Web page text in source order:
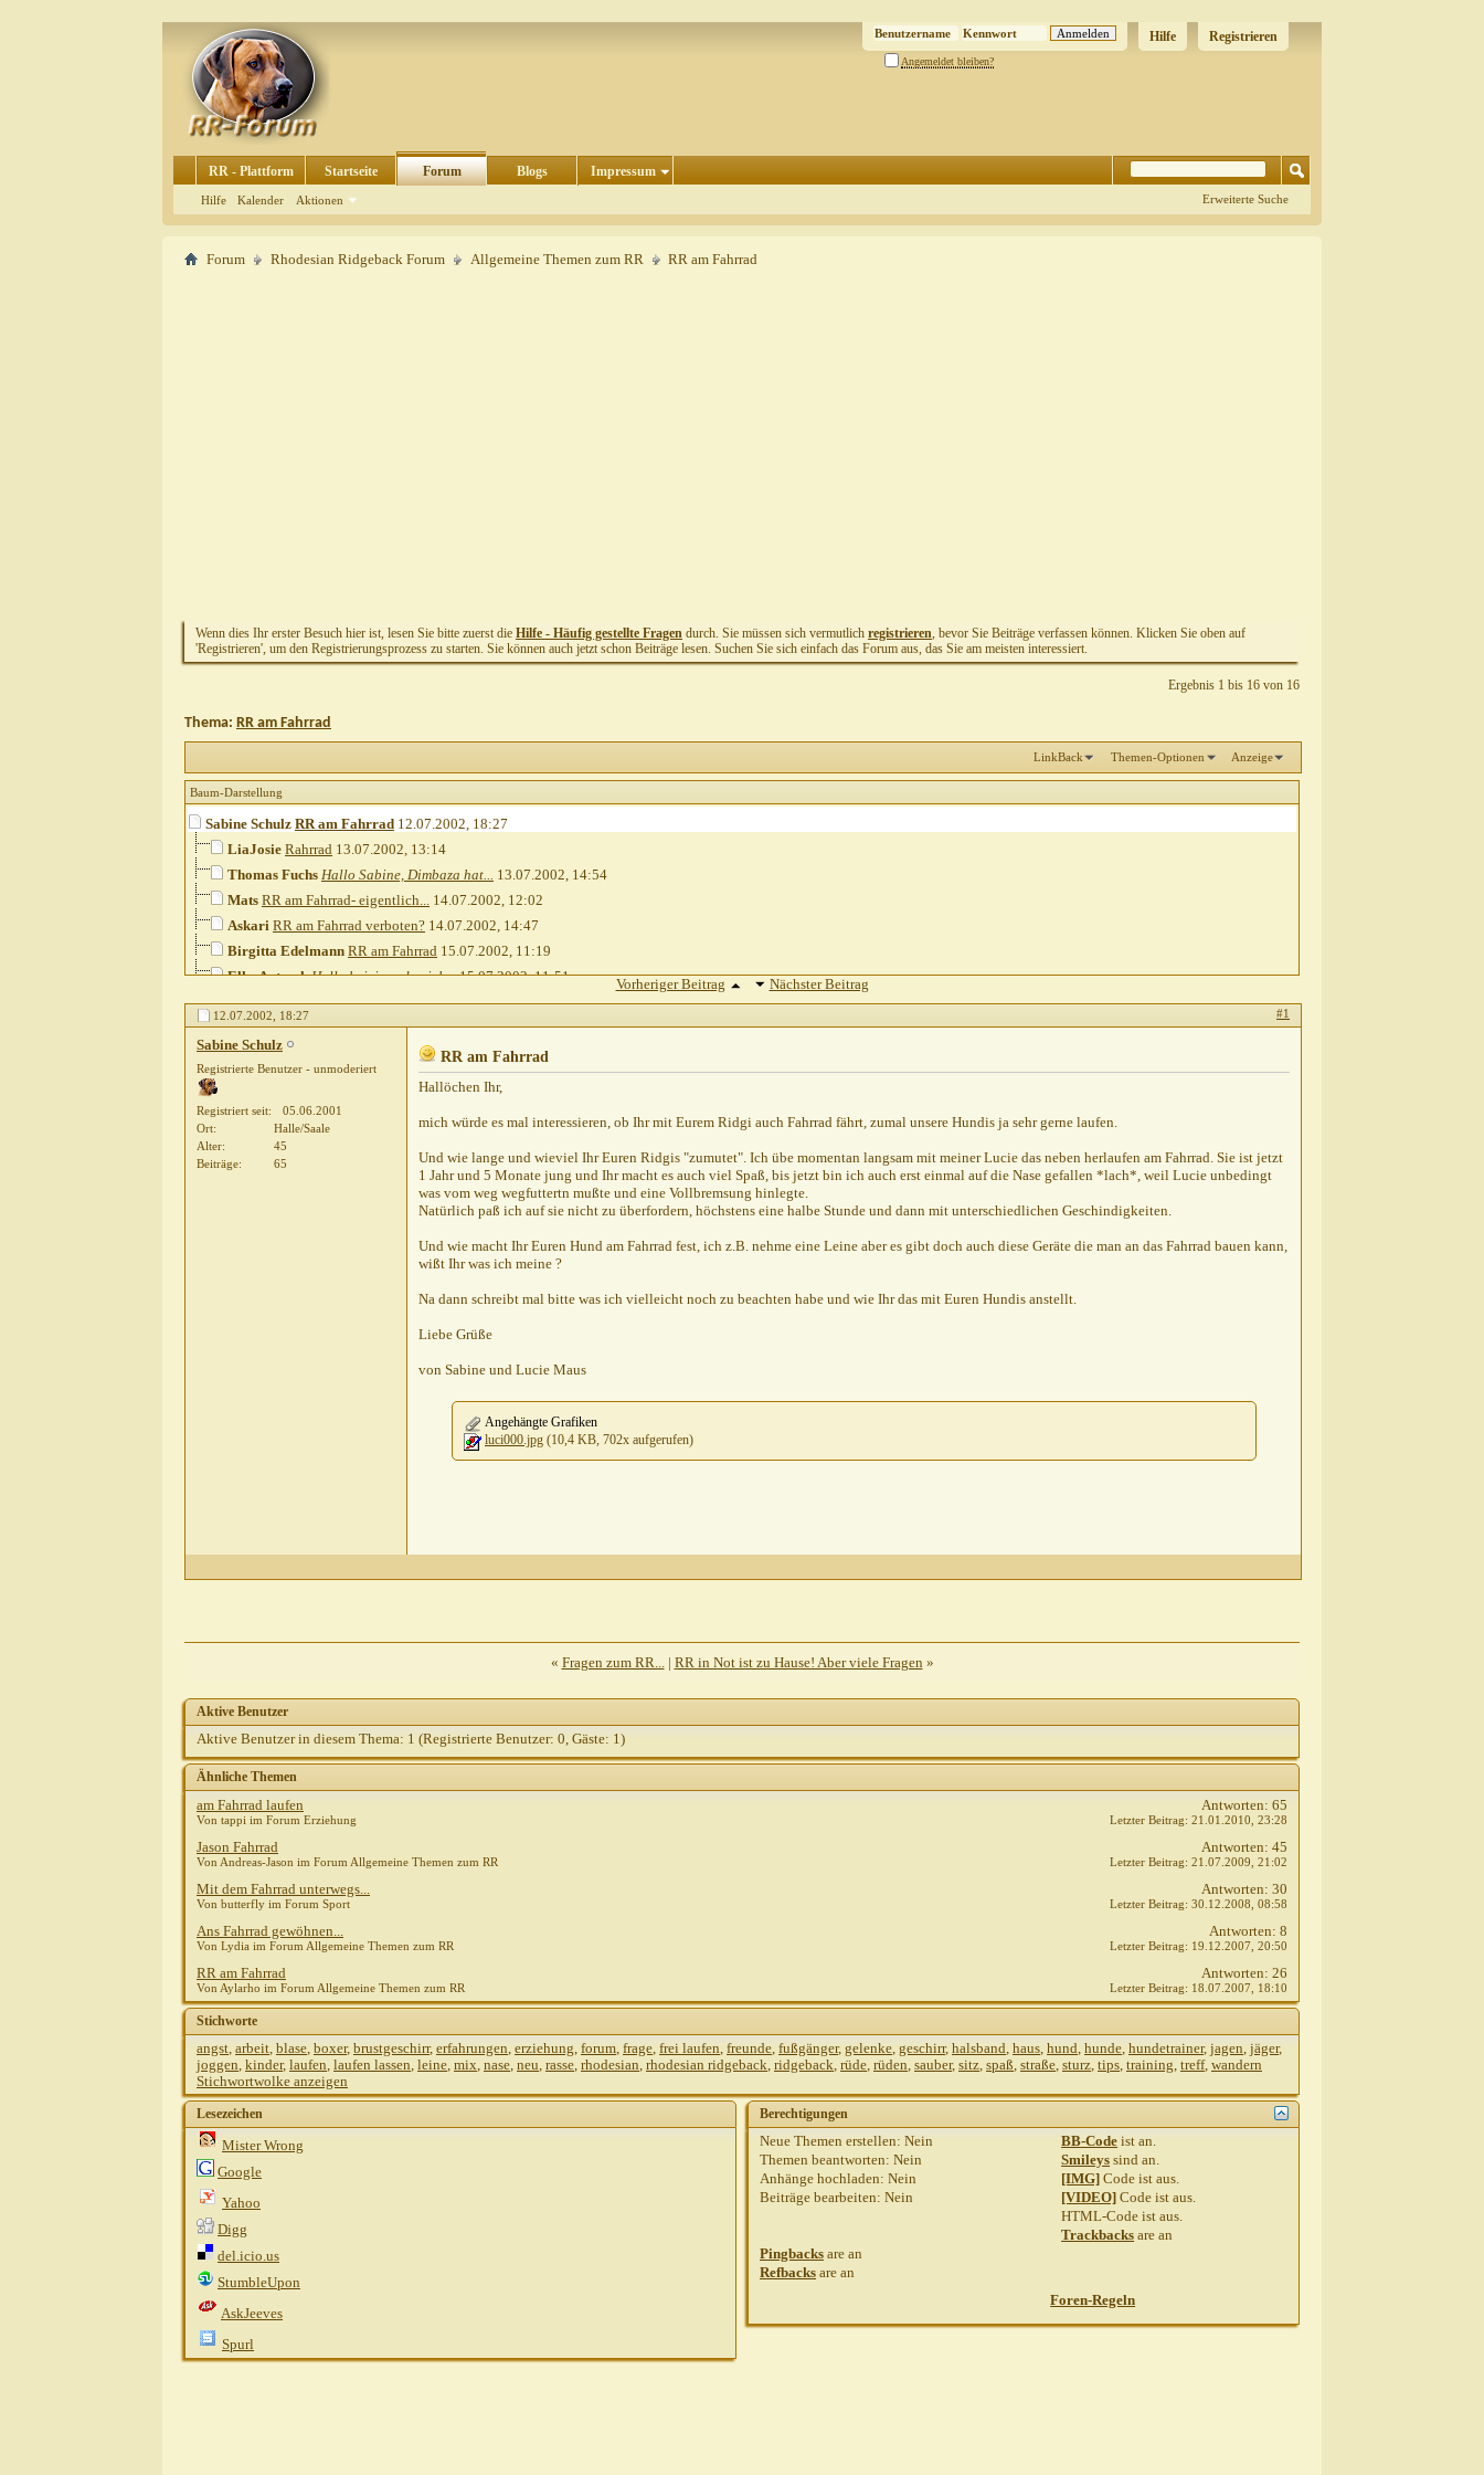
Registrieren
Hilfe
Angemeldet bleiben?
RR - Plattform Startseite Forum
Hilfe Kalender Aktionen
Blogs Impressum
Erweiterte Suche
Forum Rhodesian Ridgeback Forum Allgemeine Themen zum RR RR am Fahrrad
Wenn dies Ihr erster Besuch hier ist, lesen Sie bitte zuerst die Hilfe - Häufig gestellte Fragen durch. Sie müssen sich vermutlich registrieren, bevor Sie Beiträge verfassen können. Klicken Sie oben auf
'Registrieren', um den Registrierungsprozess zu starten. Sie können auch jetzt schon Beiträge lesen. Suchen Sie sich einfach das Forum aus, das Sie am meisten interessiert.
Ergebnis 1 bis 16 von 16
Thema: RR am Fahrrad
LinkBack Themen-Optionen Anzeige
Baum-Darstellung
Sabine Schulz RR am Fahrrad 12.07.2002, 18:27
LiaJosie Rahrrad 13.07.2002, 13:14
Thomas Fuchs Hallo Sabine, Dimbaza hat... 13.07.2002, 14:54
Mats RR am Fahrrad- eigentlich... 14.07.2002, 12:02
Askari RR am Fahrrad verboten? 14.07.2002, 14:47
Birgitta Edelmann RR am Fahrrad 15.07.2002, 11:19
Elke Antosch Hallo beieinander, ich...15.07.2002,11:51
tombo RR am Fahrrad16.07.2002,08:15
Askari Vielen Dank für die Antwort...16.07.2002,16:49
Wilhelm Bei der Kraft und... 17.07.2002,20:20
Askari Hallo Wilhelm! Deinen...18.07.2002,19:19
Ullrich
RR am Fahrrad
Thorsten und Nicole Frerick
Re: RR am Fahrrad26.07.2002,08:51
Thorsten und Nicole Frerick
Re: Re: RR am Fahrrad26.07.2002,08:53
26.07.2002,19:46
29.07.2002,10:08
Vorheriger Beitrag Nächster Beitrag
12.07.2002, 18:27 #1
Sabine Schulz
Registrierte Benutzer - unmoderiert
Registriert seit
05.06.2001
Ort
Halle/Saale
Alter
45
Beiträge
65
RR am Fahrrad
Hallöchen Ihr,
mich würde es mal interessieren, ob Ihr mit Eurem Ridgi auch Fahrrad fährt, zumal unsere Hundis ja sehr gerne laufen.
Und wie lange und wieviel Ihr Euren Ridgis "zumutet". Ich übe momentan langsam mit meiner Lucie das neben herlaufen am Fahrrad. Sie ist jetzt
1 Jahr und 5 Monate jung und Ihr macht es auch viel Spaß, bis jetzt bin ich auch erst einmal auf die Nase gefallen *lach*, weil Lucie unbedingt
was vom weg wegfuttertn mußte und eine Vollbremsung hinlegte.
Natürlich paß ich auf sie nicht zu überfordern, höchstens eine halbe Stunde und dann mit unterschiedlichen Geschindigkeiten.
Und wie macht Ihr Euren Hund am Fahrrad fest, ich z.B. nehme eine Leine aber es gibt doch auch diese Geräte die man an das Fahrrad bauen kann,
wißt Ihr was ich meine ?
Na dann schreibt mal bitte was ich vielleicht noch zu beachten habe und wie Ihr das mit Euren Hundis anstellt.
Liebe Grüße
von Sabine und Lucie Maus
Angehängte Grafiken
luci000.jpg (10,4 KB, 702x aufgerufen)
« Fragen zum RR...| RR in Not ist zu Hause! Aber viele Fragen »
Aktive Benutzer
Aktive Benutzer in diesem Thema: 1 (Registrierte Benutzer: 0, Gäste: 1)
Ähnliche Themen
am Fahrrad laufen
Von tappi im Forum Erziehung
Antworten: 65
Letzter Beitrag: 21.01.2010, 23:28
Jason Fahrrad
Von Andreas-Jason im Forum Allgemeine Themen zum RR
Antworten: 45
Letzter Beitrag: 21.07.2009, 21:02
Mit dem Fahrrad unterwegs...
Von butterfly im Forum Sport
Antworten: 30
Letzter Beitrag: 30.12.2008, 08:58
Ans Fahrrad gewöhnen...
Von Lydia im Forum Allgemeine Themen zum RR
Antworten: 8
Letzter Beitrag: 19.12.2007, 20:50
RR am Fahrrad
Von Aylarho im Forum Allgemeine Themen zum RR
Antworten: 26
Letzter Beitrag: 18.07.2007, 18:10
Stichworte
angst, arbeit, blase, boxer, brustgeschirr, erfahrungen, erziehung, forum, frage, frei laufen, freunde, fußgänger, gelenke, geschirr, halsband, haus, hund, hunde, hundetrainer, jagen, jäger,
joggen, kinder, laufen, laufen lassen, leine, mix, nase, neu, rasse, rhodesian, rhodesian ridgeback, ridgeback, rüde, rüden, sauber, sitz, spaß, straße, sturz, tips, training, treff, wandern
Stichwortwolke anzeigen
Lesezeichen
Mister Wrong
Google
Yahoo
Digg
del.icio.us
StumbleUpon
AskJeeves
Spurl
Berechtigungen
Neue Themen erstellen:Nein
Themen beantworten:Nein
Anhänge hochladen:Nein
Beiträge bearbeiten:Nein
BB-Code istan.
Smileys sindan.
[IMG] Code istaus.
[VIDEO] Code istaus.
HTML-Code istaus.
Trackbacks arean
Pingbacks arean
Refbacks arean
Foren-Regeln